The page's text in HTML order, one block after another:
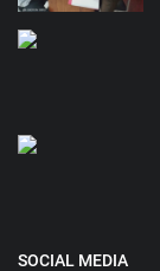
SOCIAL MEDIA